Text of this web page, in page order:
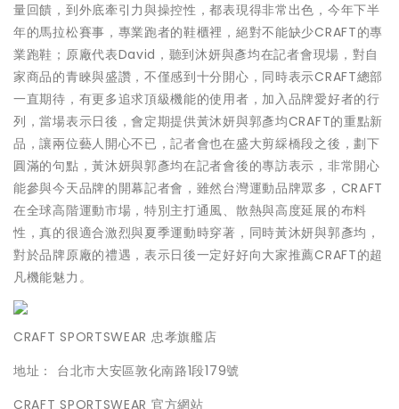
量回饋，到外底牽引力與操控性，都表現得非常出色，今年下半
年的馬拉松賽事，專業跑者的鞋櫃裡，絕對不能缺少CRAFT的專
業跑鞋；原廠代表David，聽到沐妍與彥均在記者會現場，對自
家商品的青睞與盛讚，不僅感到十分開心，同時表示CRAFT總部
一直期待，有更多追求頂級機能的使用者，加入品牌愛好者的行
列，當場表示日後，會定期提供黃沐妍與郭彥均CRAFT的重點新
品，讓兩位藝人開心不已，記者會也在盛大剪綵橋段之後，劃下
圓滿的句點，黃沐妍與郭彥均在記者會後的專訪表示，非常開心
能參與今天品牌的開幕記者會，雖然台灣運動品牌眾多，CRAFT
在全球高階運動市場，特別主打通風、散熱與高度延展的布料
性，真的很適合激烈與夏季運動時穿著，同時黃沐妍與郭彥均，
對於品牌原廠的禮遇，表示日後一定好好向大家推薦CRAFT的超
凡機能魅力。
CRAFT SPORTSWEAR 忠孝旗艦店
地址： 台北市大安區敦化南路1段179號
CRAFT SPORTSWEAR 官方網站